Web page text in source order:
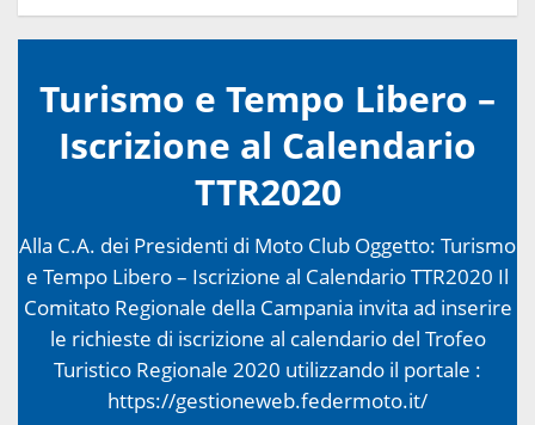
Turismo e Tempo Libero –
Iscrizione al Calendario
TTR2020
Alla C.A. dei Presidenti di Moto Club Oggetto: Turismo
e Tempo Libero – Iscrizione al Calendario TTR2020 Il
Comitato Regionale della Campania invita ad inserire
le richieste di iscrizione al calendario del Trofeo
Turistico Regionale 2020 utilizzando il portale :
https://gestioneweb.federmoto.it/